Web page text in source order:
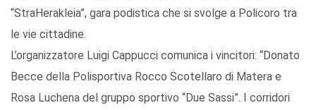
“StraHerakleia”, gara podistica che si svolge a Policoro tra
le vie cittadine.
L’organizzatore Luigi Cappucci comunica i vincitori: “Donato
Becce della Polisportiva Rocco Scotellaro di Matera e
Rosa Luchena del gruppo sportivo “Due Sassi”. I corridori